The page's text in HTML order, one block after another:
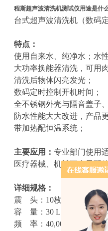
程斯超声波清洗机测试仪用途是什
台式超声波清洗机（数码
特点：
使用自来水、纯净水；水
大功率换能器清洗，可用
清洗后物体闪亮发光；
数码定时控制开机时间；
全不锈钢外壳与隔音盖子
防水性能大大改进，产品
带加热配恒温系统；
主要应用： 专业部门使用
医疗器械、机械五金零配
详细规格：
震
头： 10枚；
容
量： 30 L
频
率： 40,000 Hz